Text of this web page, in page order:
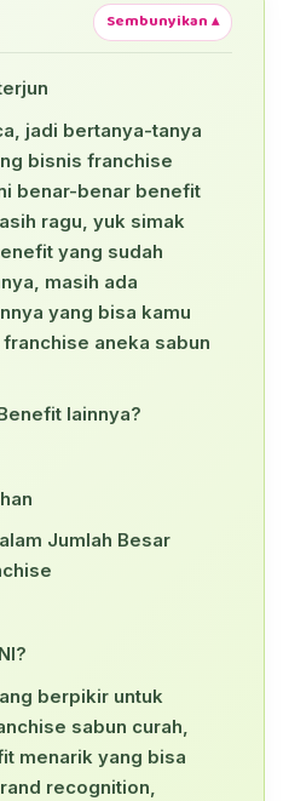
Sembunyikan ▴
jadi bertanya-tanya
bisnis franchise
benar-benar benefit
ragu, yuk simak
yang sudah
masih ada
yang bisa kamu
aneka sabun
lainnya?
Jumlah Besar
berpikir untuk
sabun curah,
menarik yang bisa
recognition,